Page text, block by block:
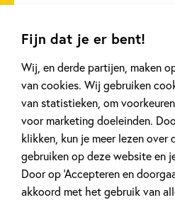
Fijn dat je er bent!
Wij, en derde partijen, maken
van cookies. Wij gebruiken
van statistieken, om
voor marketing doeleinden.
klikken, kun je meer lezen over
gebruiken op deze website en
Door op ‘Accepteren en
akkoord met het gebruik van
Bekijk alle